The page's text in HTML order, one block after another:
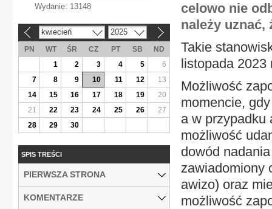
celowo nie
należy uznać,
Takie
listopada 2023
Możliwość
momencie,
a w przypadku
możliwość
dowód
zawiadomiony
awizo) oraz
możliwość
Wydanie: 13148
kwiecień 2025
PN WT ŚR CZ PT SB
ND
1
2 3 4 5
6
7
8 9 10 11 12
13
14
15 16 17 18 19
20
21
22 23 24 25 26
27
28
29 30
SPIS TREŚCI
PIERWSZA STRONA
KOMENTARZE